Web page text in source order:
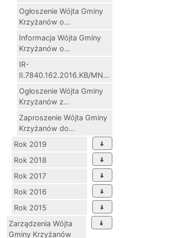
Ogłoszenie Wójta Gminy
Krzyżanów o...
Informacja Wójta Gminy
Krzyżanów o...
IR-
II.7840.162.2016.KB/MN...
Ogłoszenie Wójta Gminy
Krzyżanów z...
Zaproszenie Wójta Gminy
Krzyżanów do...
Rok 2019
Rok 2018
Rok 2017
Rok 2016
Rok 2015
Zarządzenia Wójta
Gminy Krzyżanów